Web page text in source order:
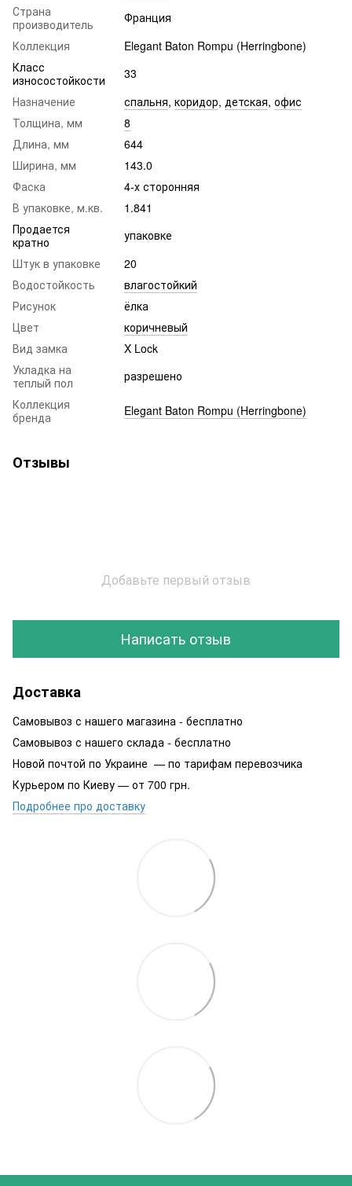
Страна
производитель
Франция
Коллекция
Elegant Baton Rompu (Herringbone)
Класс
износостойкости
33
Назначение
спальня, коридор, детская, офис
Толщина, мм
8
Длина, мм
644
Ширина, мм
143.0
Фаска
4-х сторонняя
В упаковке, м.кв.
1.841
Продается
кратно
упаковке
Штук в упаковке
20
Водостойкость
влагостойкий
Рисунок
ёлка
Цвет
коричневый
Вид замка
X Lock
Укладка на
теплый пол
разрешено
Коллекция
бренда
Elegant Baton Rompu (Herringbone)
Отзывы
Добавьте первый отзыв
Написать отзыв
Доставка
Самовывоз с нашего магазина - бесплатно
Самовывоз с нашего склада - бесплатно
Новой почтой по Украине — по тарифам перевозчика
Курьером по Киеву — от 700 грн.
Подробнее про доставку